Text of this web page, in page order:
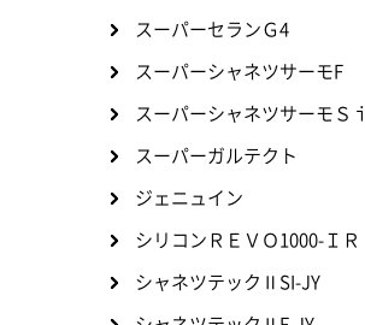
スーパーセランＧ4
スーパーシャネツサーモF
スーパーシャネツサーモＳｉ
スーパーガルテクト
ジェニュイン
シリコンＲＥＶＯ1000-ＩＲ
シャネツテックⅡSI-JY